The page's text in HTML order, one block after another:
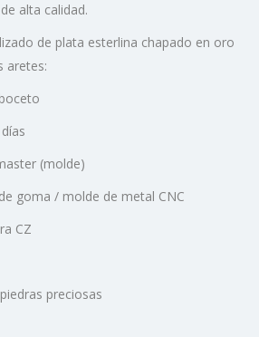
alta calidad.
de plata esterlina chapado en oro
aretes:
(molde)
goma / molde de metal CNC
CZ
preciosas